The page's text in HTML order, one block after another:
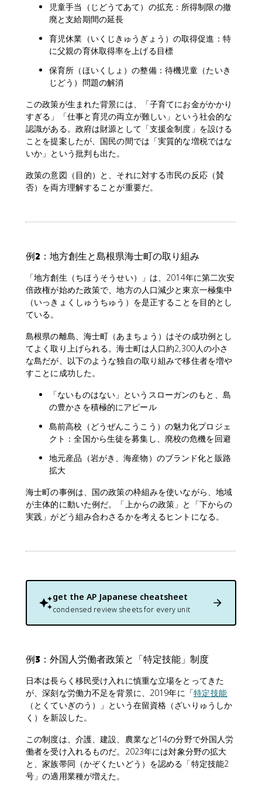
児童手当（じどうてあて）の拡充：所得制限の撤
廃と支給期間の延長
育児休業（いくじきゅうぎょう）の取得促進：特
に父親の育休取得率を上げる目標
保育所（ほいくしょ）の整備：待機児童（たいき
じどう）問題の解消
この政策が生まれた背景には、「子育てにお金がかかり
すぎる」「仕事と育児の両立が難しい」という社会的な
認識がある。政府は財源として「支援金制度」を設ける
ことを提案したが、国民の間では「実質的な増税ではな
いか」という批判も出た。
政策の意図（目的）と、それに対する市民の反応（賛
否）を両方理解することが重要だ。
例2：地方創生と島根県海士町の取り組み
「地方創生（ちほうそうせい）」は、2014年に第二次安
倍政権が始めた政策で、地方の人口減少と東京一極集中
（いっきょくしゅうちゅう）を是正することを目的とし
ている。
島根県の離島、海士町（あまちょう）はその成功例とし
てよく取り上げられる。海士町は人口約2,300人の小さ
な島だが、以下のような独自の取り組みで移住者を増や
すことに成功した。
「ないものはない」というスローガンのもと、島
の豊かさを積極的にアピール
島前高校（どうぜんこうこう）の魅力化プロジェ
クト：全国から生徒を募集し、廃校の危機を回避
地元産品（岩がき、海産物）のブランド化と販路
拡大
海士町の事例は、国の政策の枠組みを使いながら、地域
が主体的に動いた例だ。「上からの政策」と「下からの
実践」がどう組み合わさるかを考えるヒントになる。
get the AP Japanese cheatsheet
condensed review sheets for every unit
例3：外国人労働者政策と「特定技能」制度
日本は長らく移民受け入れに慎重な立場をとってきた
が、深刻な労働力不足を背景に、2019年に「特定技能
（とくていぎのう）」という在留資格（ざいりゅうしか
く）を新設した。
この制度は、介護、建設、農業など14の分野で外国人労
働者を受け入れるものだ。2023年には対象分野の拡大
と、家族帯同（かぞくたいどう）を認める「特定技能2
号」の適用業種が増えた。